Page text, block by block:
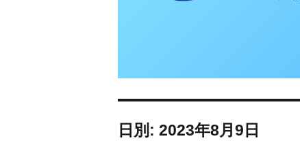
日別: 2023年8月9日